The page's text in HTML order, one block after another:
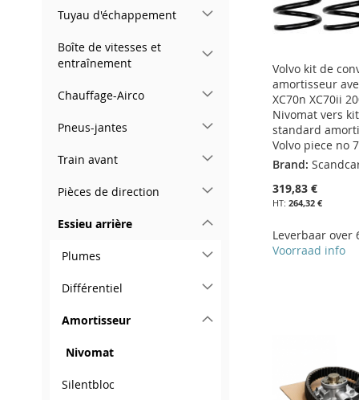
Volvo kit de
amortisseur
XC70n XC70ii
Nivomat vers
standard
Volvo piece no
Brand:
319,83 €
264,32 €
Leverbaar over
Voorraad info
LISTE
COMPARATEUR
Ajouter au panier
AJOUTER
À
MA
AJOUTER
AU
Ajouter au panier
AJOUTER
À
MA
AJOUTER
AU
Ajouter au panier
AJOUTER
À
MA
AJOUTER
AU
Tuyau d'échappement
Boîte de vitesses et
entraînement
Chauffage-Airco
Pneus-jantes
Train avant
Pièces de direction
Essieu arrière
Plumes
Différentiel
Amortisseur
Nivomat
Silentbloc